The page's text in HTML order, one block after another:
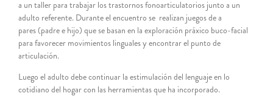
a un taller para trabajar los trastornos fonoarticulatorios junto a un
adulto referente. Durante el encuentro se realizan juegos de a
pares (padre e hijo) que se basan en la exploración práxico buco-facial
para favorecer movimientos linguales y encontrar el punto de
articulación.
Luego el adulto debe continuar la estimulación del lenguaje en lo
cotidiano del hogar con las herramientas que ha incorporado.